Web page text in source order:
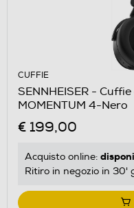
CUFFIE
SENNHEISER -
MOMENTUM 4-Nero
€ 199,00
Acquisto online:
Ritiro in negozio in 30'